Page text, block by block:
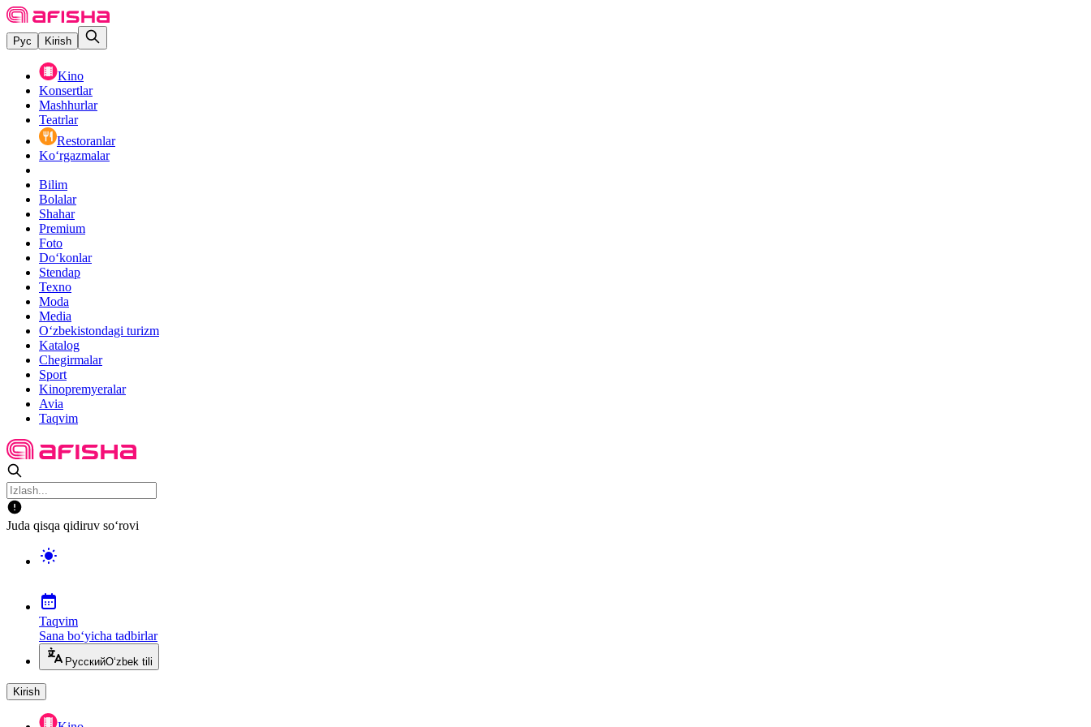
Рус Kirish
Kino
Konsertlar
Mashhurlar
Teatrlar
Restoranlar
Ko‘rgazmalar
Bilim
Bolalar
Shahar
Premium
Foto
Do‘konlar
Stendap
Texno
Moda
Media
O‘zbekistondagi turizm
Katalog
Chegirmalar
Sport
Kinopremyeralar
Avia
Taqvim
Juda qisqa qidiruv so‘rovi
Taqvim
Sana bo‘yicha tadbirlar
РусскийO‘zbek tili
Kirish